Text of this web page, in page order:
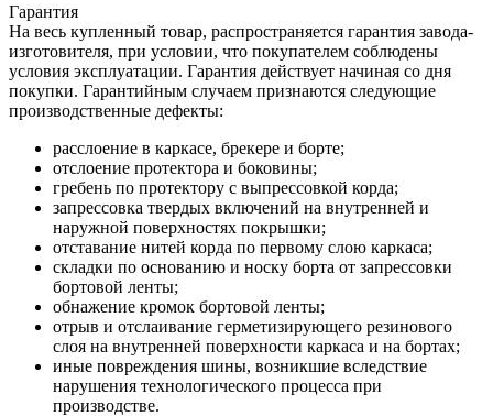
Гарантия
На весь купленный товар, распространяется гарантия завода-
изготовителя, при условии, что покупателем соблюдены
условия эксплуатации. Гарантия действует начиная со дня
покупки. Гарантийным случаем признаются следующие
производственные дефекты:
расслоение в каркасе, брекере и борте;
отслоение протектора и боковины;
гребень по протектору с выпрессовкой корда;
запрессовка твердых включений на внутренней и
наружной поверхностях покрышки;
отставание нитей корда по первому слою каркаса;
складки по основанию и носку борта от запрессовки
бортовой ленты;
обнажение кромок бортовой ленты;
отрыв и отслаивание герметизирующего резинового
слоя на внутренней поверхности каркаса и на бортах;
иные повреждения шины, возникшие вследствие
нарушения технологического процесса при
производстве.